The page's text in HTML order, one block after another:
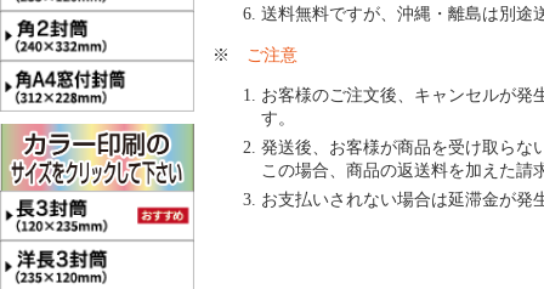
送料無料ですが、沖縄・離島は別途
※ ご注意
お客様のご注文後、キャンセルが発
す。
発送後、お客様が商品を受け取らな
この場合、商品の返送料を加えた請
お支払いされない場合は延滞金が発